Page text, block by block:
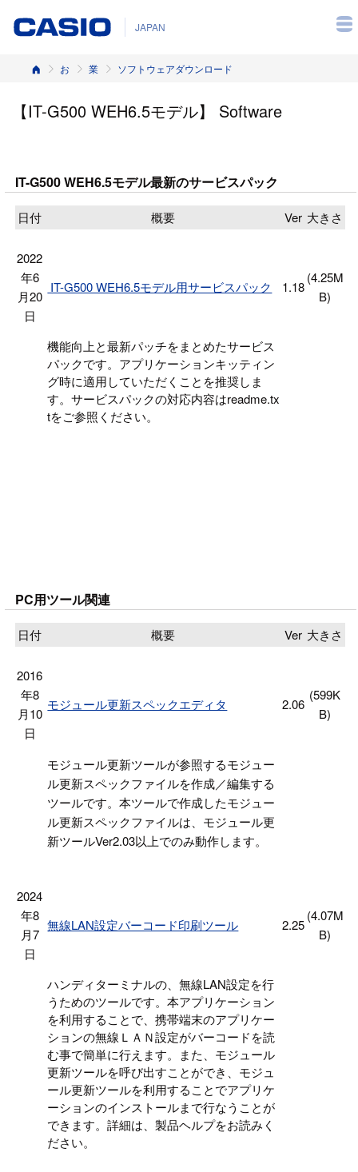
JAPAN
ホーム お客様サポート 業務用PDA・ハンディターミナル ソフトウェアダウンロード
【IT-G500 WEH6.5モデル】 Software
IT-G500 WEH6.5モデル最新のサービスパック
日付 概要 Ver 大きさ
2022
年6
月20
日
IT-G500 WEH6.5モデル用サービスパック 1.18
(4.25M
B)
機能向上と最新パッチをまとめたサービス
パックです。アプリケーションキッティン
グ時に適用していただくことを推奨しま
す。サービスパックの対応内容はreadme.tx
tをご参照ください。
PC用ツール関連
日付 概要 Ver 大きさ
2016
年8
月10
日
モジュール更新スペックエディタ 2.06
(599K
B)
モジュール更新ツールが参照するモジュー
ル更新スペックファイルを作成／編集する
ツールです。本ツールで作成したモジュー
ル更新スペックファイルは、 モジュール更
新ツールVer2.03以上でのみ動作します。
2024
年8
月7
日
無線LAN設定バーコード印刷ツール 2.25
(4.07M
B)
ハンディターミナルの、無線LAN設定を行
うためのツールです。本アプリケーション
を利用することで、携帯端末のアプリケー
ションの無線ＬＡＮ設定がバーコードを読
む事で簡単に行えます。また、モジュール
更新ツールを呼び出すことができ、モジュ
ール更新ツールを利用することでアプリケ
ーションのインストールまで行なうことが
できます。詳細は、製品ヘルプをお読みく
ださい。